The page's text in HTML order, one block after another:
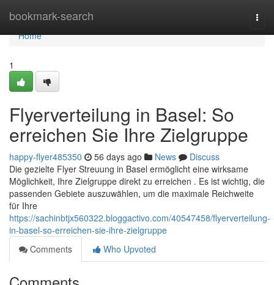
bookmark-search
Home
Home
1
Flyerverteilung in Basel: So
erreichen Sie Ihre Zielgruppe
happy-flyer485350 56 days ago News
Discuss
Die gezielte Flyer Streuung in Basel ermöglicht eine wirksame
Möglichkeit, Ihre Zielgruppe direkt zu erreichen . Es ist wichtig, die
passenden Gebiete auszuwählen, um die maximale Reichweite
für Ihre
https://sachinbtjx560322.bloggactivo.com/40547458/flyerverteilung-
in-basel-so-erreichen-sie-ihre-zielgruppe
Comments
Who Upvoted